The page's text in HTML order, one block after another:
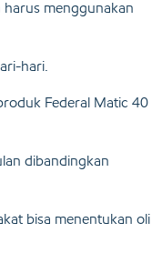
menggunakan
hari.
Federal Matic 40
dibandingkan
bisa menentukan oli